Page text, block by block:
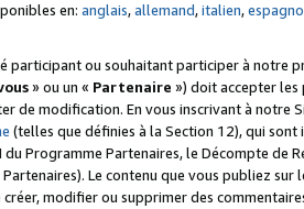
en: anglais,allemand,italien,
participant ou souhaitant participer à notre
» ou un « Partenaire ») doit accepter les
de modification. En vous inscrivant à notre
(telles que définies à la Section 12), qui
du Programme Partenaires, le Décompte de
Le contenu que vous publiez
modifier ou supprimer des